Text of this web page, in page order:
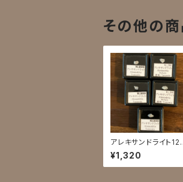
その他の商
アレキサンドライト120
0
¥1,320